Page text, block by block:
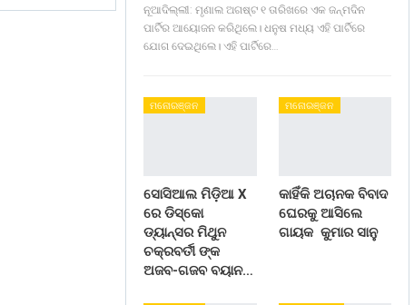
ନୂଆଦିଲ୍ଲୀ: ମୃଣାଲ ଅଗଷ୍ଟ ୧ ତାରିଖରେ ଏକ ଜନ୍ମଦିନ
ପାର୍ଟିର ଆୟୋଜନ କରିଥିଲେ। ଧନୁଷ ମଧ୍ୟ ଏହି ପାର୍ଟିରେ
ଯୋଗ ଦେଇଥିଲେ। ଏହି ପାର୍ଟିରେ…
ମନୋରଞ୍ଜନ
ସୋସିଆଲ ମିଡ଼ିଆ X
ରେ ଡିସ୍କୋ
ଡ୍ୟାନ୍ସର ମିଥୁନ
ଚକ୍ରବର୍ତୀ ଙ୍କ
ଅଜବ-ଗଜବ ବୟାନ…
ମନୋରଞ୍ଜନ
କାହିଁକି ଅଚାନକ ବିବାଦ
ଘେରକୁ ଆସିଲେ
ଗାୟକ କୁମାର ସାନୁ